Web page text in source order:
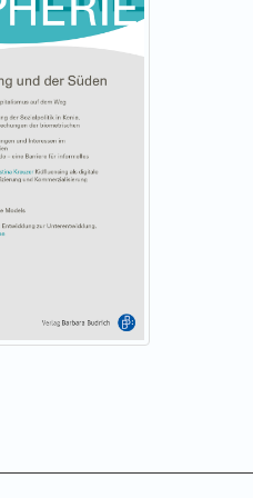
als sinnvolle Ansätze und
Autor*innen